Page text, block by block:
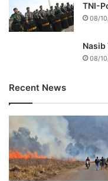
TNI-
08/
Nasib
08/
Recent News